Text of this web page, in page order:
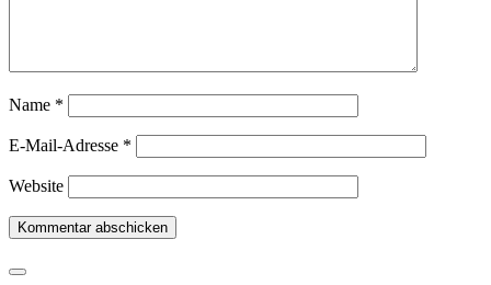
Name *
E-Mail-Adresse *
Website